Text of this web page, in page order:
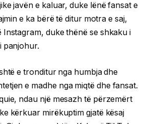
javën e kaluar, duke lënë fansat e
e ka bërë të ditur motra e saj,
Instagram, duke thënë se shkaku i
panjohur.
e tronditur nga humbja dhe
e madhe nga miqtë dhe fansat.
ndau një mesazh të përzemërt
kërkuar mirëkuptim gjatë kësaj